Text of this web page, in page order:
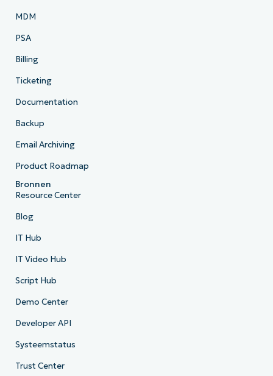
MDM
PSA
Billing
Ticketing
Documentation
Backup
Email Archiving
Product Roadmap
Bronnen
Resource Center
Blog
IT Hub
IT Video Hub
Script Hub
Demo Center
Developer API
Systeemstatus
Trust Center